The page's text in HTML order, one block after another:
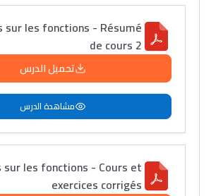
sur les fonctions - Résumé
de cours 2
تحميل الدرس
مشاهدة الدرس
sur les fonctions - Cours et
exercices corrigés